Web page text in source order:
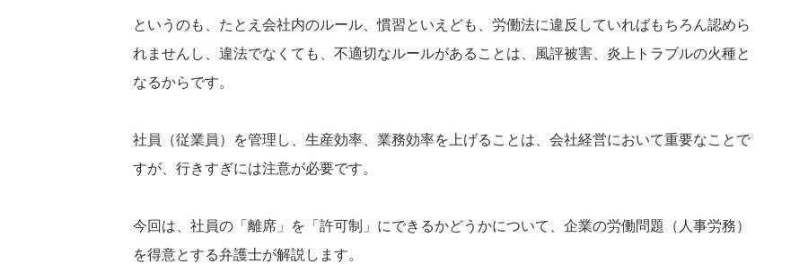
というのも、たとえ会社内のルール、慣習といえども、労働法に違反していればもちろん認めら
れませんし、違法でなくても、不適切なルールがあることは、風評被害、炎上トラブルの火種と
なるからです。
社員（従業員）を管理し、生産効率、業務効率を上げることは、会社経営において重要なことで
すが、行きすぎには注意が必要です。
今回は、社員の「離席」を「許可制」にできるかどうかについて、企業の労働問題（人事労務）
を得意とする弁護士が解説します。